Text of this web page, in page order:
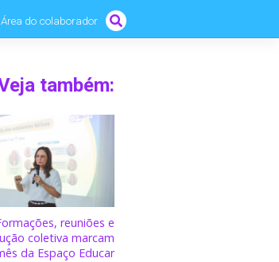
Área do colaborador
também:
reuniões e
coletiva marcam
da Espaço Educar